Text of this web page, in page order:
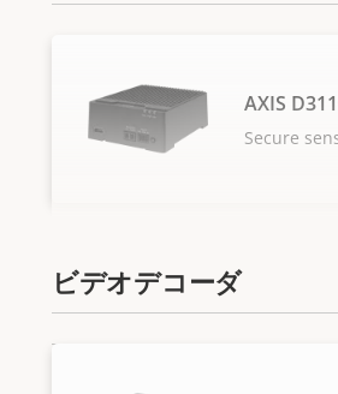
AXIS
Secure
ビデオデコーダ